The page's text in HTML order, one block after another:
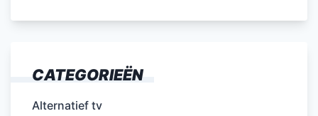
CATEGORIEËN
Alternatief tv